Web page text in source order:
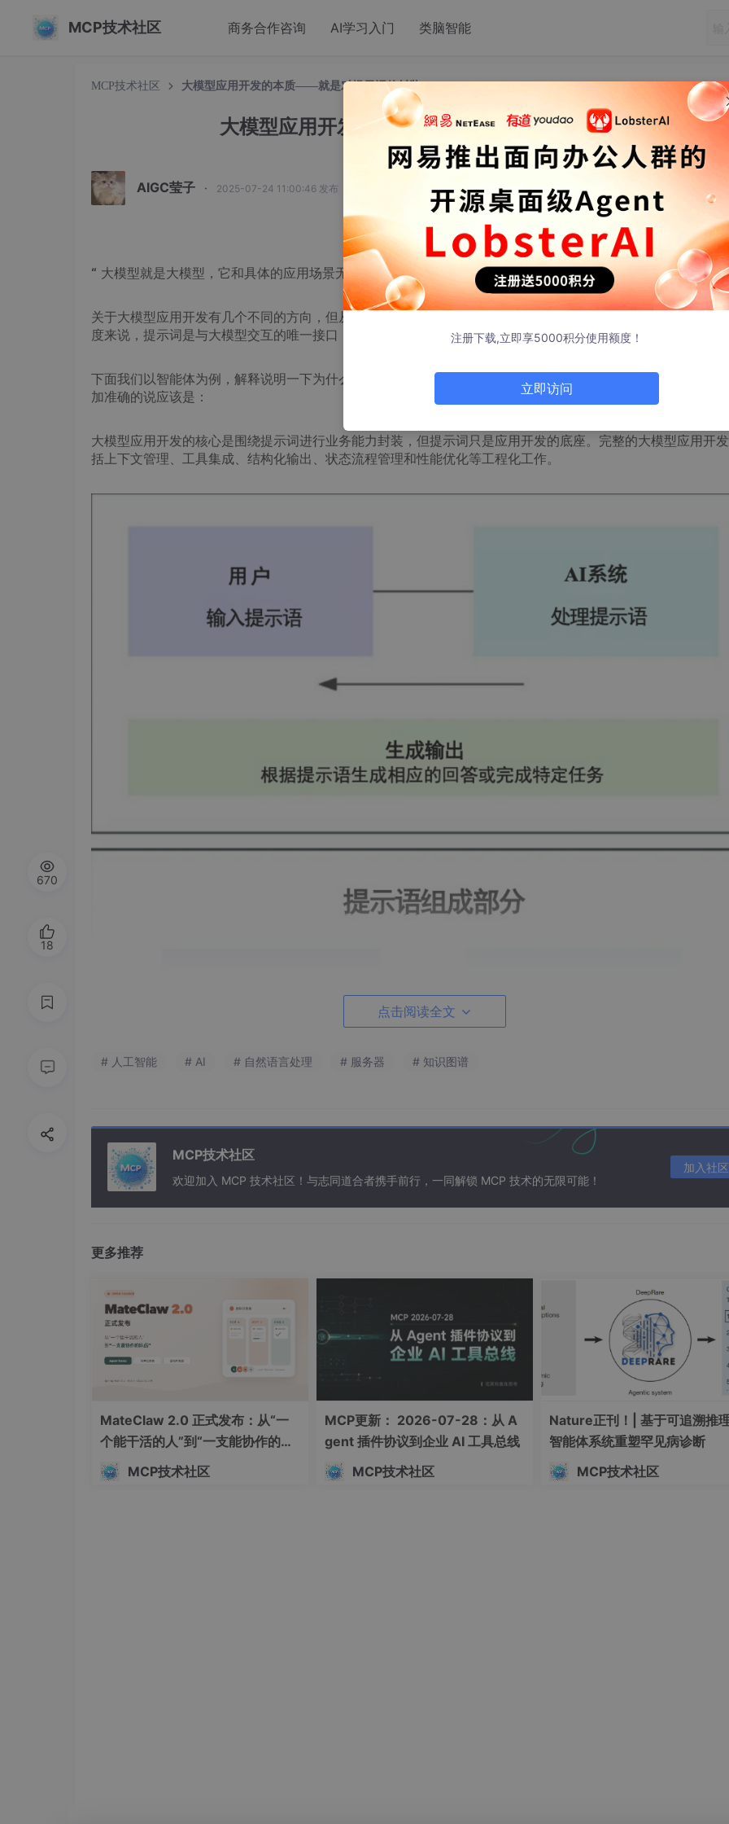
MCP技术社区 商务合作咨询 AI学习入门 类脑智能
MCP技术社区 大模型应用开发的本质——就是对提示词的封装
大模型应用开发的本质——就是对提示词的封装
AIGC莹子 · 2025-07-24 11:00:46 发布
“ 大模型就是大模型，它和具体的应用场景无关，唯一有关的就是提示词。”
关于大模型应用开发有几个不同的方向，但从本质上来说大模型应用开发就是在封装提示词；原因就在于从用
度来说，提示词是与大模型交互的唯一接口；因此也有人说提示词就是针对大模型的编程语言。
下面我们以智能体为例，解释说明一下为什么说大模型应用开发就是在封装提示词；当然，这句话并不是很准
加准确的说应该是：
大模型应用开发的核心是围绕提示词进行业务能力封装，但提示词只是应用开发的底座。完整的大模型应用开
括上下文管理、工具集成、结构化输出、状态流程管理和性能优化等工程化工作。
大模型应用开发与提示词封装
开发一个智能体一般需要那几个模块？
首先要有大模型，提示词，工具集，记忆，结构化输出，用户输入处理等；但如果我们仔细观察或分析就会发
了大模型和提示词之外，其它所有功能处理的结果最终都是要带入到提示词中，原因就在于大模型只接收几个
点击阅读全文
# 人工智能 # AI # 自然语言处理 # 服务器 # 知识图谱
MCP技术社区
欢迎加入 MCP 技术社区！与志同道合者携手前行，一同解锁 MCP 技术的无限可能！
加入社区
更多推荐
MateClaw 2.0 正式发布：从“一
个能干活的人”到“一支能协作的队
伍”
MCP技术社区
MCP更新： 2026-07-28：从 A
gent 插件协议到企业 AI 工具总线
MCP技术社区
Nature正刊！| 基于可追溯推
智能体系统重塑罕见病诊断
MCP技术社区
670
18
注册下载,立即享5000积分使用额度！
立即访问